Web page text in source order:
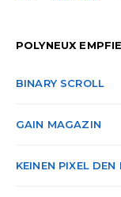
POLYNEUX
BINARY SCROLL
GAIN MAGAZIN
KEINEN PIXEL DEN